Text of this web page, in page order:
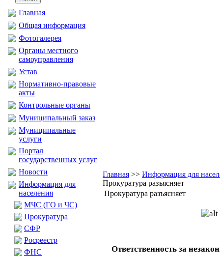
Главная
Общая информация
Фотогалерея
Органы местного
самоуправления
Устав
Нормативно-правовые
акты
Контрольные органы
Муниципальный заказ
Муниципальные
услуги
Портал
государственных услуг
Новости
Информация для
населения
МЧС (ГО и ЧС)
Прокуратура
CФР
Росреестр
ФНС
Главная >> Информация для
Прокуратура разъясняет
Прокуратура разъясняет
Ответственность за